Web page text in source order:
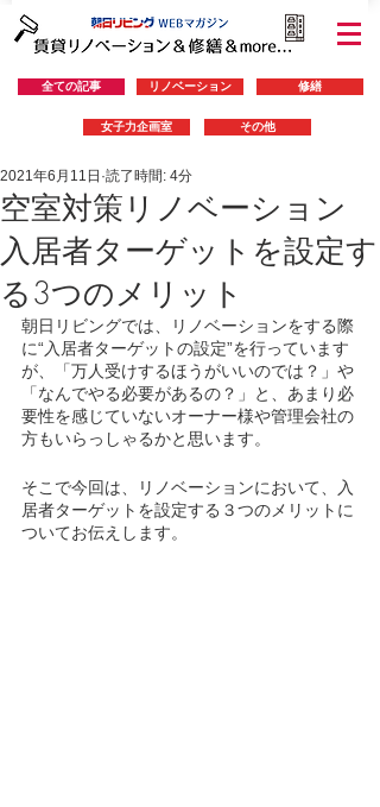
全ての記事 リノベーション 修繕
女子力企画室 その他
空室対策リノベーション
入居者ターゲットを設定す
る3つのメリット
2021年6月11日 読了時間: 4分
朝日リビングでは、リノベーションをする際
に“入居者ターゲットの設定”を行っています
が、「万人受けするほうがいいのでは？」や
「なんでやる必要があるの？」と、あまり必
要性を感じていないオーナー様や管理会社の
方もいらっしゃるかと思います。
そこで今回は、リノベーションにおいて、入
居者ターゲットを設定する３つのメリットに
ついてお伝えします。